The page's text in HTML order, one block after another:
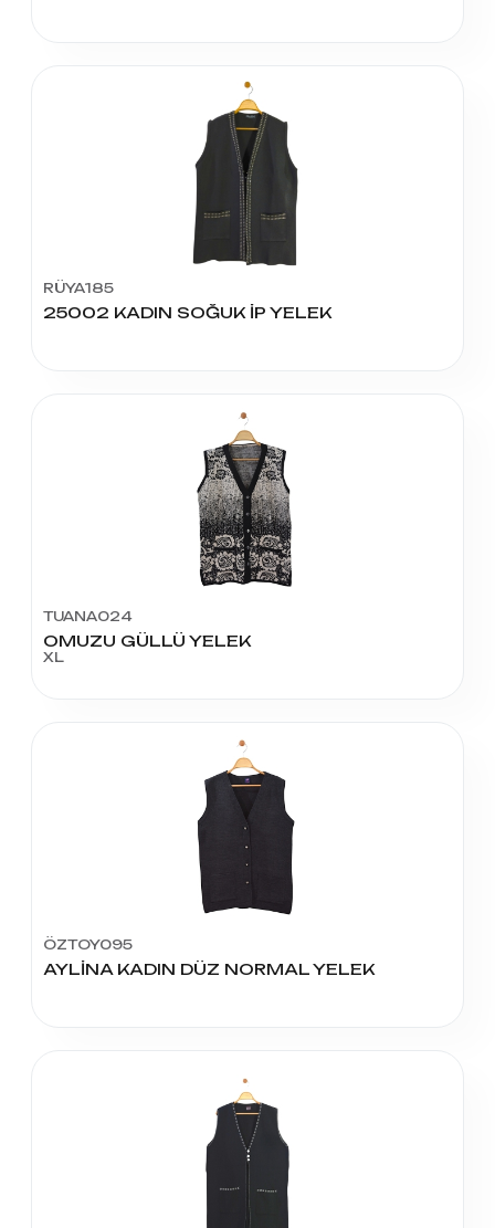
RÜYA185
25002 KADIN SOĞUK İP YELEK
TUANA024
OMUZU GÜLLÜ YELEK
XL
ÖZTOY095
AYLİNA KADIN DÜZ NORMAL YELEK